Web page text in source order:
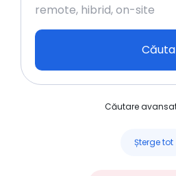
remote, hibrid, on-site
Căutare
Șterge tot